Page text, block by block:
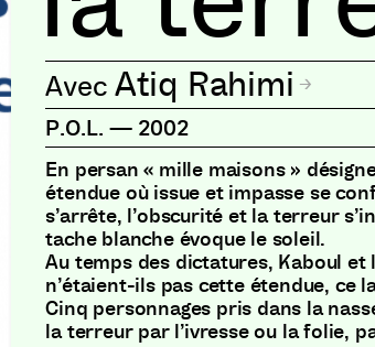
Atiq Rahimi
P.O.L. — 2002
En persan « mille maisons »
étendue où issue et impasse se
s’arrête, l’obscurité et la terreur
tache blanche évoque le soleil.
Au temps des dictatures, Kaboul
n’étaient-ils pas cette étendue, ce
Cinq personnages pris dans la
la terreur par l’ivresse ou la folie,